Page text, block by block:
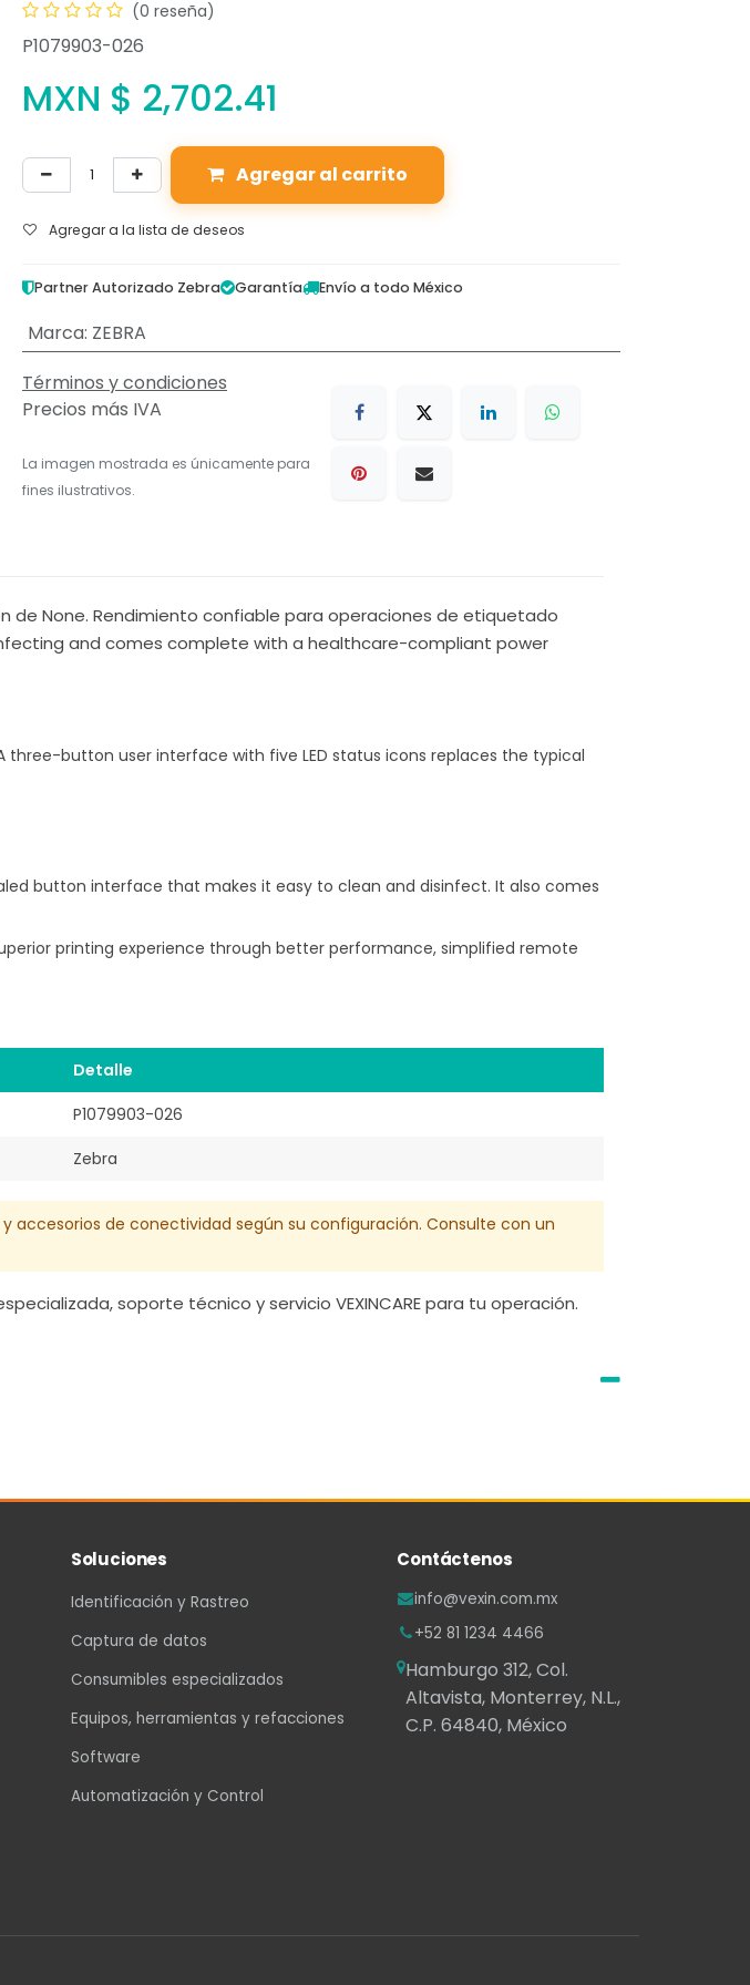
(0 reseña)
P1079903-026
MXN $ 2,702.41
Agregar al carrito
Agregar a la lista de deseos
Partner Autorizado Zebra Garantía Envío a todo México
Marca: ZEBRA
Términos y condiciones
Precios más IVA
La imagen mostrada es únicamente para
fines ilustrativos.
de None. Rendimiento confiable para operaciones de etiquetado
and comes complete with a healthcare-compliant power
button user interface with five LED status icons replaces the typical
button interface that makes it easy to clean and disinfect. It also comes
printing experience through better performance, simplified remote
Detalle
P1079903-026
Zebra
accesorios de conectividad según su configuración. Consulte con un
soporte técnico y servicio VEXINCARE para tu operación.
Soluciones
Identificación y Rastreo
Captura de datos
Consumibles especializados
Equipos, herramientas y refacciones
Software
Automatización y Control
Contáctenos
info@vexin.com.mx
+52 81 1234 4466
Hamburgo 312, Col.
Altavista, Monterrey, N.L.,
C.P. 64840, México